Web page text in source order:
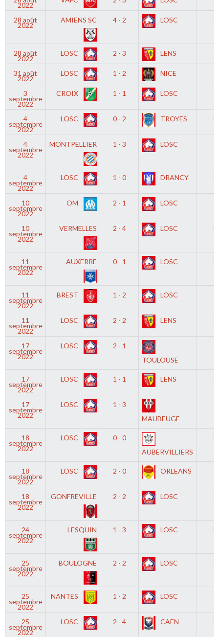
2022
28 août
2022
AMIENS SC 4 - 2 LOSC
28 août
2022
LOSC 2 - 3 LENS
31 août
2022
LOSC 1 - 2 NICE
3
septembre
2022
CROIX 1 - 1 LOSC
4
septembre
2022
LOSC 0 - 2 TROYES
4
septembre
2022
MONTPELLIER 1 - 3 LOSC
4
septembre
2022
LOSC 1 - 0 DRANCY
10
septembre
2022
OM 2 - 1 LOSC
10
septembre
2022
VERMELLES 2 - 4 LOSC
11
septembre
2022
AUXERRE 0 - 1 LOSC
11
septembre
2022
BREST 1 - 2 LOSC
11
septembre
2022
LOSC 2 - 2 LENS
17
septembre
2022
LOSC
2 - 1
TOULOUSE
17
septembre
2022
LOSC 1 - 1 LENS
17
septembre
2022
LOSC
1 - 3
MAUBEUGE
18
septembre
2022
LOSC
0 - 0
AUBERVILLIERS
18
septembre
2022
LOSC 2 - 0 ORLEANS
18
septembre
2022
GONFREVILLE 2 - 2 LOSC
24
septembre
2022
LESQUIN 1 - 3 LOSC
25
septembre
2022
BOULOGNE 2 - 2 LOSC
25
septembre
2022
NANTES 1 - 2 LOSC
25
septembre
2022
LOSC 2 - 4 CAEN